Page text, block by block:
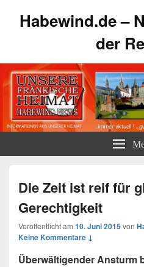
Habewind.de –
der
Die Zeit ist reif für
Gerechtigkeit
Veröffentlicht am 10. Juni 2015von
Keine Kommentare ↓
Überwältigender Ansturm